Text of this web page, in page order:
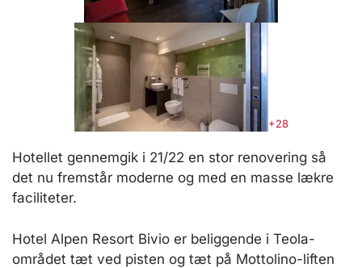
+28
Hotellet gennemgik i 21/22 en stor renovering så
det nu fremstår moderne og med en masse lækre
faciliteter.
Hotel Alpen Resort Bivio er beliggende i Teola-
området tæt ved pisten og tæt på Mottolino-liften